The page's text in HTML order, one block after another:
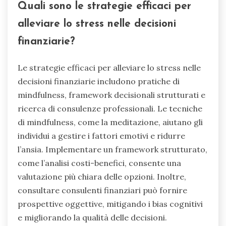
Quali sono le strategie efficaci per
alleviare lo stress nelle decisioni
finanziarie?
Le strategie efficaci per alleviare lo stress nelle
decisioni finanziarie includono pratiche di
mindfulness, framework decisionali strutturati e
ricerca di consulenze professionali. Le tecniche
di mindfulness, come la meditazione, aiutano gli
individui a gestire i fattori emotivi e ridurre
l’ansia. Implementare un framework strutturato,
come l’analisi costi-benefici, consente una
valutazione più chiara delle opzioni. Inoltre,
consultare consulenti finanziari può fornire
prospettive oggettive, mitigando i bias cognitivi
e migliorando la qualità delle decisioni.